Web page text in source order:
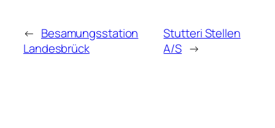
← Besamungsstation
Landesbrück
Stutteri Stellen
A/S →